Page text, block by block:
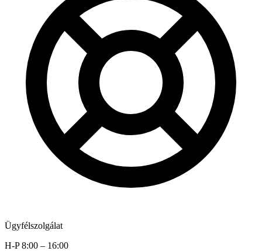
Ügyfélszolgálat
H-P 8:00 – 16:00